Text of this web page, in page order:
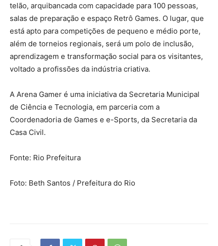
telão, arquibancada com capacidade para 100 pessoas,
salas de preparação e espaço Retrô Games. O lugar, que
está apto para competições de pequeno e médio porte,
além de torneios regionais, será um polo de inclusão,
aprendizagem e transformação social para os visitantes,
voltado a profissões da indústria criativa.
A Arena Gamer é uma iniciativa da Secretaria Municipal
de Ciência e Tecnologia, em parceria com a
Coordenadoria de Games e e-Sports, da Secretaria da
Casa Civil.
Fonte: Rio Prefeitura
Foto: Beth Santos / Prefeitura do Rio